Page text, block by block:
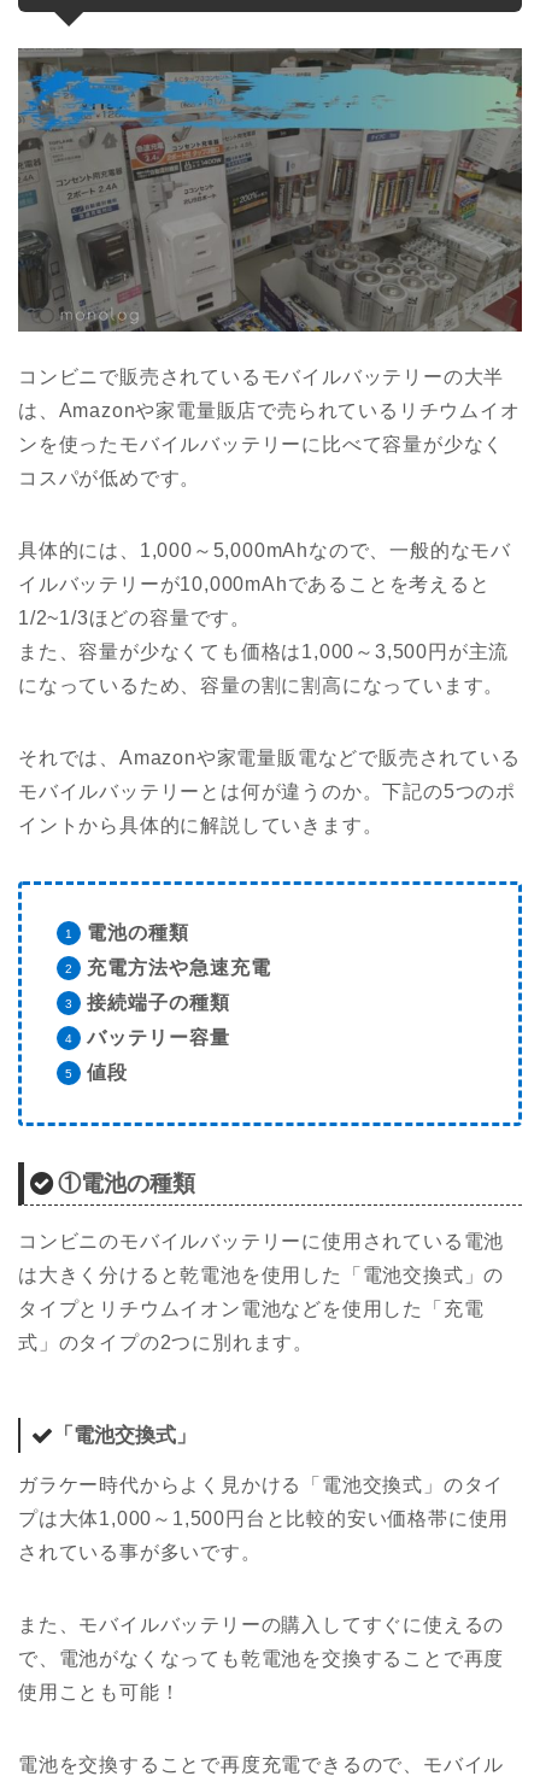
コンビニで販売されているモバイルバッテリーの大半
は、Amazonや家電量販店で売られているリチウムイオ
ンを使ったモバイルバッテリーに比べて容量が少なく
コスパが低めです。
具体的には、1,000～5,000mAhなので、一般的なモバ
イルバッテリーが10,000mAhであることを考えると
1/2~1/3ほどの容量です。
また、容量が少なくても価格は1,000～3,500円が主流
になっているため、容量の割に割高になっています。
それでは、Amazonや家電量販電などで販売されている
モバイルバッテリーとは何が違うのか。下記の5つのポ
イントから具体的に解説していきます。
電池の種類
充電方法や急速充電
接続端子の種類
バッテリー容量
値段
①電池の種類
コンビニのモバイルバッテリーに使用されている電池
は大きく分けると乾電池を使用した「電池交換式」の
タイプとリチウムイオン電池などを使用した「充電
式」のタイプの2つに別れます。
「電池交換式」
ガラケー時代からよく見かける「電池交換式」のタイ
プは大体1,000～1,500円台と比較的安い価格帯に使用
されている事が多いです。
また、モバイルバッテリーの購入してすぐに使えるの
で、電池がなくなっても乾電池を交換することで再度
使用ことも可能！
電池を交換することで再度充電できるので、モバイル